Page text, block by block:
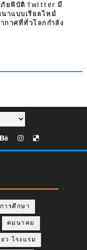
ยพิบัติ Twitter มี
าแบบเรียลไทม์
กาศที่ทั่วโลกกำลัง
การศึกษา
คมนาคม
ว โรงแรม